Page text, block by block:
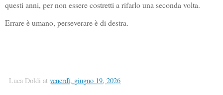
questi anni, per non essere costretti a rifarlo una seconda volta.
Errare è umano, perseverare è di destra.
Luca Doldi at venerdì, giugno 19, 2026